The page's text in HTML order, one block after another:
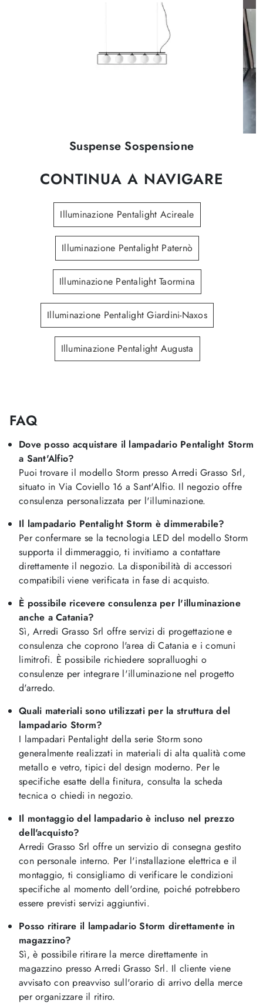
Suspense Sospensione
CONTINUA A NAVIGARE
Illuminazione Pentalight Acireale
Illuminazione Pentalight Paternò
Illuminazione Pentalight Taormina
Illuminazione Pentalight Giardini-Naxos
Illuminazione Pentalight Augusta
FAQ
Dove posso acquistare il lampadario Pentalight Storm
a Sant'Alfio?
Puoi trovare il modello Storm presso Arredi Grasso Srl,
situato in Via Coviello 16 a Sant'Alfio. Il negozio offre
consulenza personalizzata per l'illuminazione.
Il lampadario Pentalight Storm è dimmerabile?
Per confermare se la tecnologia LED del modello Storm
supporta il dimmeraggio, ti invitiamo a contattare
direttamente il negozio. La disponibilità di accessori
compatibili viene verificata in fase di acquisto.
È possibile ricevere consulenza per l'illuminazione
anche a Catania?
Sì, Arredi Grasso Srl offre servizi di progettazione e
consulenza che coprono l'area di Catania e i comuni
limitrofi. È possibile richiedere sopralluoghi o
consulenze per integrare l'illuminazione nel progetto
d'arredo.
Quali materiali sono utilizzati per la struttura del
lampadario Storm?
I lampadari Pentalight della serie Storm sono
generalmente realizzati in materiali di alta qualità come
metallo e vetro, tipici del design moderno. Per le
specifiche esatte della finitura, consulta la scheda
tecnica o chiedi in negozio.
Il montaggio del lampadario è incluso nel prezzo
dell'acquisto?
Arredi Grasso Srl offre un servizio di consegna gestito
con personale interno. Per l'installazione elettrica e il
montaggio, ti consigliamo di verificare le condizioni
specifiche al momento dell'ordine, poiché potrebbero
essere previsti servizi aggiuntivi.
Posso ritirare il lampadario Storm direttamente in
magazzino?
Sì, è possibile ritirare la merce direttamente in
magazzino presso Arredi Grasso Srl. Il cliente viene
avvisato con preavviso sull'orario di arrivo della merce
per organizzare il ritiro.